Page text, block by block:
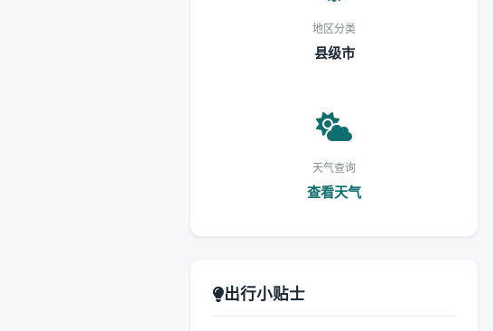
地区分类
县级市
天气查询
查看天气
出行小贴士